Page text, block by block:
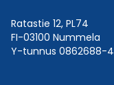
Ratastie 12, PL74
FI-03100 Nummela
Y-tunnus 0862688-4